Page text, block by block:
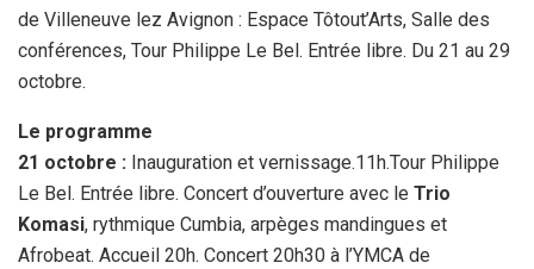
de Villeneuve lez Avignon : Espace Tôtout’Arts, Salle des
conférences, Tour Philippe Le Bel. Entrée libre. Du 21 au 29
octobre.
Le programme
21 octobre : Inauguration et vernissage.11h.Tour Philippe
Le Bel. Entrée libre. Concert d’ouverture avec le Trio
Komasi, rythmique Cumbia, arpèges mandingues et
Afrobeat. Accueil 20h. Concert 20h30 à l’YMCA de